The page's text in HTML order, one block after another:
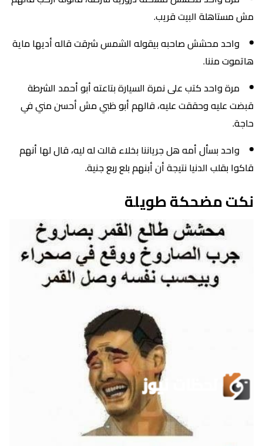
مش مستاهلة البيت قريب.
واحد محشش صاحبه بيقوله الشمس شرقت قاله أديها ماية
هاتموت مننا.
مرة واحد كتب على نمرة السيارة بتاعته أبو أحمد الشرطة
قبضت عليه وحققت عليه، قالهم أبو ظبي مش أحسن مني في
حاجة.
واحد بسأل أمه هل جرياننا بخلاء قالت له ليه، قال لها أنهم
قاكوا بقلب الدنيا نتيجة أن أبنهم بلع ربع جنية.
نكت مضحكة طويلة